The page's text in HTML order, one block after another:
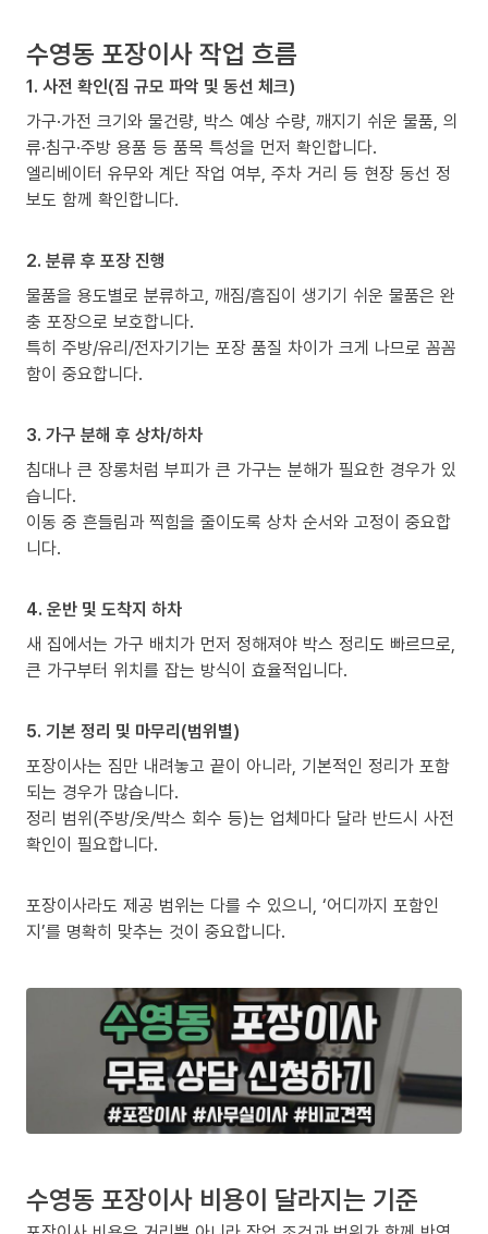
수영동 포장이사 작업 흐름
1. 사전 확인(짐 규모 파악 및 동선 체크)
가구·가전 크기와 물건량, 박스 예상 수량, 깨지기 쉬운 물품, 의
류·침구·주방 용품 등 품목 특성을 먼저 확인합니다.
엘리베이터 유무와 계단 작업 여부, 주차 거리 등 현장 동선 정
보도 함께 확인합니다.
2. 분류 후 포장 진행
물품을 용도별로 분류하고, 깨짐/흠집이 생기기 쉬운 물품은 완
충 포장으로 보호합니다.
특히 주방/유리/전자기기는 포장 품질 차이가 크게 나므로 꼼꼼
함이 중요합니다.
3. 가구 분해 후 상차/하차
침대나 큰 장롱처럼 부피가 큰 가구는 분해가 필요한 경우가 있
습니다.
이동 중 흔들림과 찍힘을 줄이도록 상차 순서와 고정이 중요합
니다.
4. 운반 및 도착지 하차
새 집에서는 가구 배치가 먼저 정해져야 박스 정리도 빠르므로,
큰 가구부터 위치를 잡는 방식이 효율적입니다.
5. 기본 정리 및 마무리(범위별)
포장이사는 짐만 내려놓고 끝이 아니라, 기본적인 정리가 포함
되는 경우가 많습니다.
정리 범위(주방/옷/박스 회수 등)는 업체마다 달라 반드시 사전
확인이 필요합니다.
포장이사라도 제공 범위는 다를 수 있으니, ‘어디까지 포함인
지’를 명확히 맞추는 것이 중요합니다.
수영동 포장이사 비용이 달라지는 기준